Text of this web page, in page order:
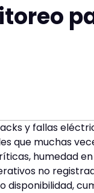
y fallas
que muchas
humedad
no